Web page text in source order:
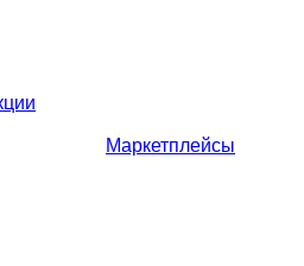
Маркетплейсы